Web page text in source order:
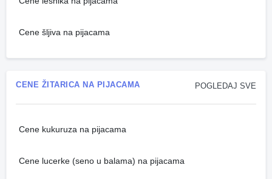
Cene šljiva na pijacama
POGLEDAJ SVE
CENE ŽITARICA NA PIJACAMA
Cene kukuruza na pijacama
Cene lucerke (seno u balama) na pijacama